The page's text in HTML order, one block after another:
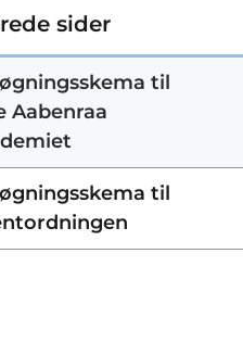
sider
til
Aabenraa
til